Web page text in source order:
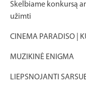
Skelbiame konkursą
užimti
CINEMA PARADISO |
MUZIKINĖ ENIGMA
LIEPSNOJANTI